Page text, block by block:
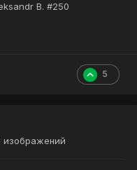
B. #250
5
изображений